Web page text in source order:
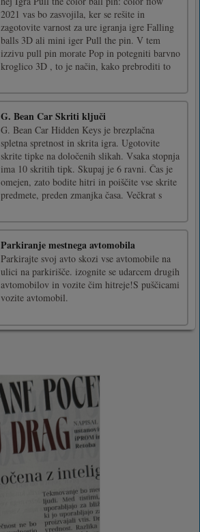
2021 vas bo zasvojila, ker se rešite in
zagotovite varnost za ure igranja igre Falling
balls 3D ali mini iger Pull the pin. V tem
izzivu pull pin morate Pop in potegniti barvno
kroglico 3D , to je način, kako prebroditi to
G. Bean Car Skriti ključi
G. Bean Car Hidden Keys je brezplačna
spletna spretnost in skrita igra. Ugotovite
skrite tipke na določenih slikah. Vsaka stopnja
ima 10 skritih tipk. Skupaj je 6 ravni. Čas je
omejen, zato bodite hitri in poiščite vse skrite
predmete, preden zmanjka časa. Večkrat s
Parkiranje mestnega avtomobila
Parkirajte svoj avto skozi vse avtomobile na
ulici na parkirišče. izognite se udarcem drugih
avtomobilov in vozite čim hitreje!S puščicami
vozite avtomobil.